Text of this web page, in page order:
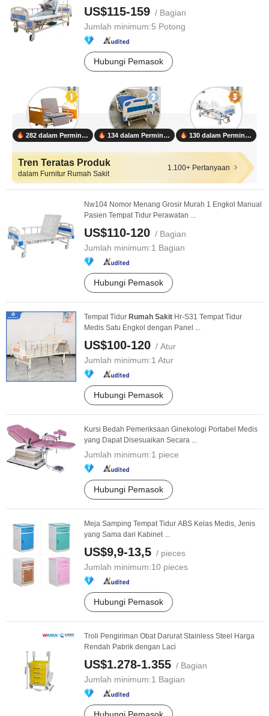
US$115-159 / Bagian
Jumlah minimum:5 Potong
Hubungi Pemasok
282 dalam Permintaan 134 dalam Permintaan 130 dalam Permintaan
Tren Teratas Produk
dalam Furnitur Rumah Sakit
1.100+ Pertanyaan
Nw104 Nomor Menang Grosir Murah 1 Engkol Manual
Pasien Tempat Tidur Perawatan ...
US$110-120 / Bagian
Jumlah minimum:1 Bagian
Hubungi Pemasok
Tempat Tidur Rumah Sakit Hr-S31 Tempat Tidur
Medis Satu Engkol dengan Panel ...
US$100-120 / Atur
Jumlah minimum:1 Atur
Hubungi Pemasok
Kursi Bedah Pemeriksaan Ginekologi Portabel Medis
yang Dapat Disesuaikan Secara ...
Jumlah minimum:1 piece
Hubungi Pemasok
Meja Samping Tempat Tidur ABS Kelas Medis, Jenis
yang Sama dari Kabinet ...
US$9,9-13,5 / pieces
Jumlah minimum:10 pieces
Hubungi Pemasok
Troli Pengiriman Obat Darurat Stainless Steel Harga
Rendah Pabrik dengan Laci
US$1.278-1.355 / Bagian
Jumlah minimum:1 Bagian